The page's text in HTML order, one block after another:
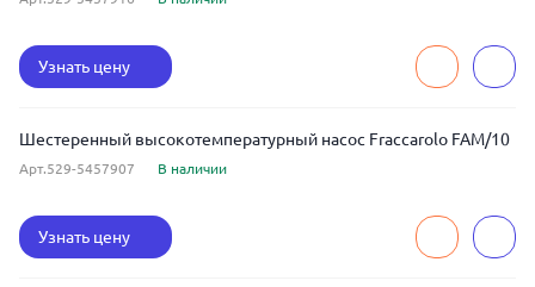
Узнать цену
Шестеренный высокотемпературный насос Fraccarolo FAM/10
Арт.529-5457907 В наличии
Узнать цену